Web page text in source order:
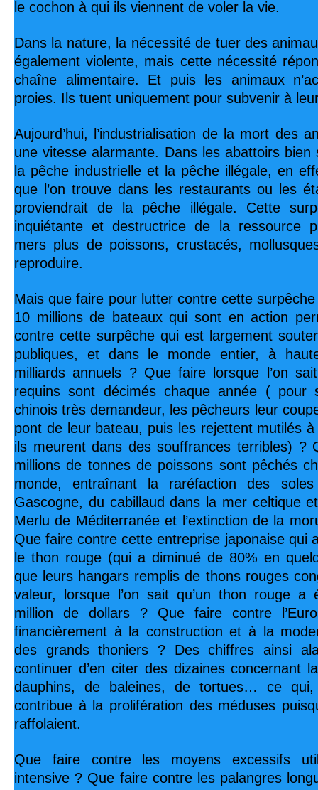
le cochon à qui ils viennent de voler la vie.
Dans la nature, la nécessité de tuer des
également violente, mais cette nécessité
chaîne alimentaire. Et puis les animaux
proies. Ils tuent uniquement pour subvenir à
Aujourd’hui, l’industrialisation de la mort des
une vitesse alarmante. Dans les abattoirs bien
la pêche industrielle et la pêche illégale, en
que l’on trouve dans les restaurants ou les
proviendrait de la pêche illégale. Cette
inquiétante et destructrice de la ressource
mers plus de poissons, crustacés,
reproduire.
Mais que faire pour lutter contre cette
10 millions de bateaux qui sont en action
contre cette surpêche qui est largement
publiques, et dans le monde entier, à
milliards annuels ? Que faire lorsque l’on
requins sont décimés chaque année ( pour
chinois très demandeur, les pêcheurs leur
pont de leur bateau, puis les rejettent mutilés
ils meurent dans des souffrances terribles) ?
millions de tonnes de poissons sont pêchés
monde, entraînant la raréfaction des
Gascogne, du cabillaud dans la mer celtique
Merlu de Méditerranée et l’extinction de la
Que faire contre cette entreprise japonaise qui
le thon rouge (qui a diminué de 80% en
que leurs hangars remplis de thons rouges
valeur, lorsque l’on sait qu’un thon rouge a
million de dollars ? Que faire contre
financièrement à la construction et à la
des grands thoniers ? Des chiffres ainsi
continuer d’en citer des dizaines concernant
dauphins, de baleines, de tortues… ce qui,
contribue à la prolifération des méduses
raffolaient.
Que faire contre les moyens excessifs
intensive ? Que faire contre les palangres